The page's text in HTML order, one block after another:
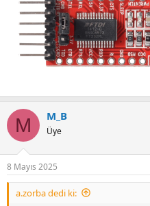
M M_B
Üye
8 Mayıs 2025
a.zorba dedi ki: